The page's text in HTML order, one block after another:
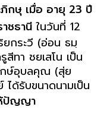
กษุ เมื่อ อายุ 23 ปี
ชธานี ในวันที่ 12
กระวี (อ่อน ธมฺ
ทา ชยเสโน เป็น
กษ์อุบลคุณ (สุ่ย
ด้รับขนาดนามเป็น
ปัญญา